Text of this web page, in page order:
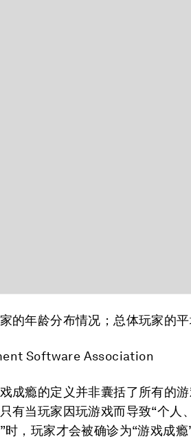
的年龄分布情况；总体玩家的平
Software Association
成瘾的定义并非囊括了所有的
有当玩家因玩游戏而导致“个人
，玩家才会被确诊为“游戏成瘾”